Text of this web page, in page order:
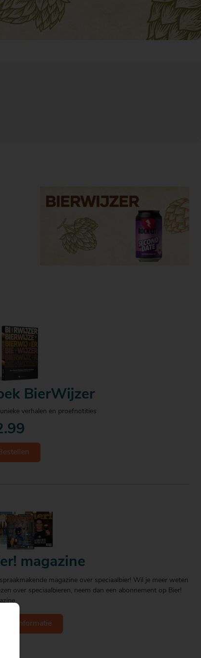
BierWijzer
verhalen en proefnotities
magazine
magazine over speciaalbier! Wil je meer weten
over speciaalbieren, neem dan een abonnement op Bier!
Meer informatie